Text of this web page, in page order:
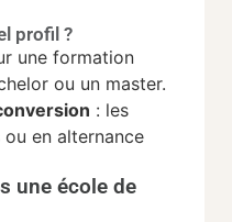
profil ?
une formation
ou un master.
: les
en alternance
une école de